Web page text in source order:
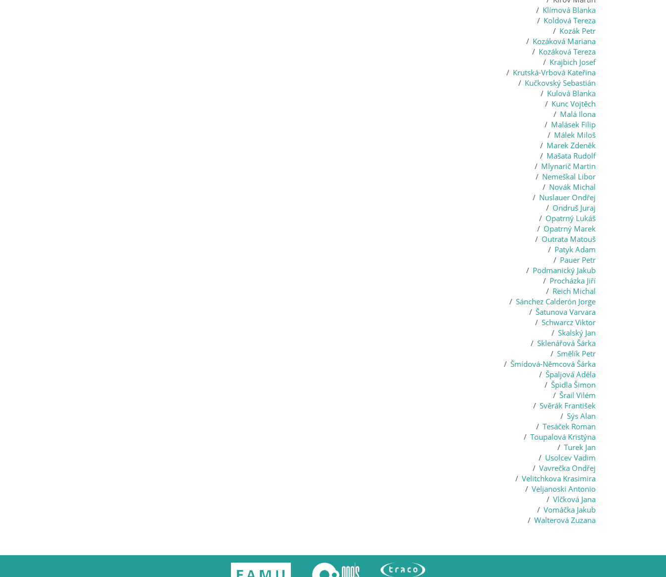
Klímová Blanka
Koldová Tereza
Kozák Petr
Kozáková Mariana
Kozáková Tereza
Krajbich Josef
Krutská-Vrbová Kateřina
Kučkovský Sebastián
Kulová Blanka
Kunc Vojtěch
Malá Ilona
Malásek Filip
Málek Miloš
Marek Zdeněk
Mašata Rudolf
Mlynarič Martin
Nemeškal Libor
Novák Michal
Nuslauer Ondřej
Ondruš Juraj
Opatrný Lukáš
Opatrný Marek
Outrata Matouš
Patyk Adam
Pauer Petr
Podmanický Jakub
Procházka Jiří
Reich Michal
Sánchez Calderón Jorge
Šatunova Varvara
Schwarcz Viktor
Skalský Jan
Sklenářová Šárka
Smělík Petr
Šmídová-Němcová Šárka
Špaljová Adéla
Špidla Šimon
Šrail Vilém
Svěrák František
Sýs Alan
Tesáček Roman
Toupalová Kristýna
Turek Jan
Usolcev Vadim
Vavrečka Ondřej
Velitchkova Krasimira
Veljanoski Antonio
Vlčková Jana
Vomáčka Jakub
Walterová Zuzana